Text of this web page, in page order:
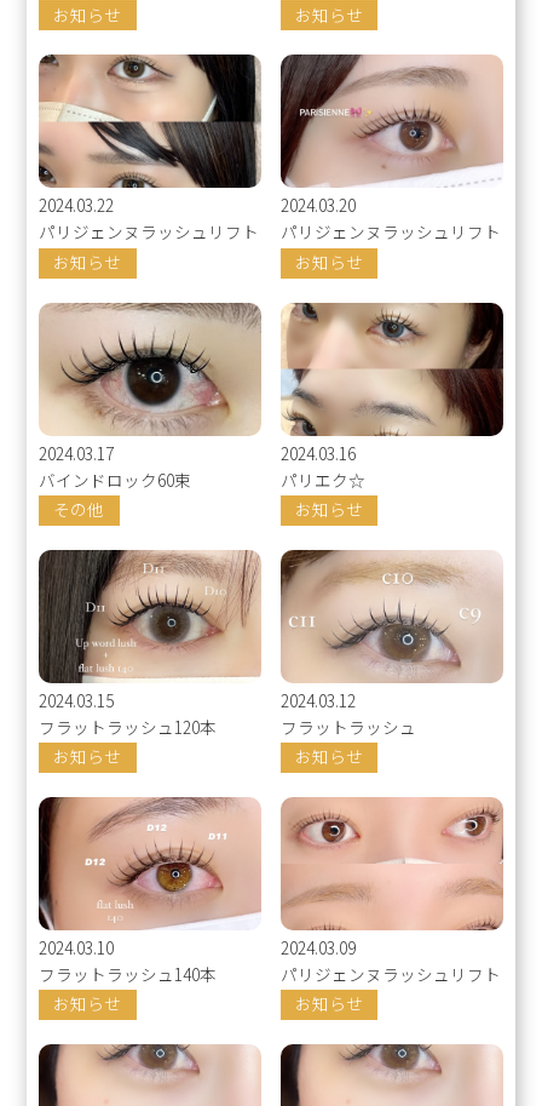
お知らせ
お知らせ
2024.03.22
パリジェンヌラッシュリフト
お知らせ
2024.03.20
パリジェンヌラッシュリフト
お知らせ
2024.03.17
バインドロック60束
その他
2024.03.16
パリエク☆
お知らせ
2024.03.15
フラットラッシュ120本
お知らせ
2024.03.12
フラットラッシュ
お知らせ
2024.03.10
フラットラッシュ140本
お知らせ
2024.03.09
パリジェンヌラッシュリフト
お知らせ